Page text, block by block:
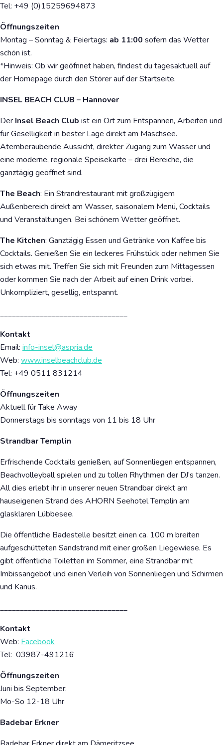
Tel: +49 (0)15259694873
Öffnungszeiten
Montag – Sonntag & Feiertags: ab 11:00 sofern das Wetter
schön ist.
*Hinweis: Ob wir geöfnnet haben, findest du tagesaktuell auf
der Homepage durch den Störer auf der Startseite.
INSEL BEACH CLUB – Hannover
Der Insel Beach Club ist ein Ort zum Entspannen, Arbeiten und
für Geselligkeit in bester Lage direkt am Maschsee.
Atemberaubende Aussicht, direkter Zugang zum Wasser und
eine moderne, regionale Speisekarte – drei Bereiche, die
ganztägig geöffnet sind.
The Beach: Ein Strandrestaurant mit großzügigem
Außenbereich direkt am Wasser, saisonalem Menü, Cocktails
und Veranstaltungen. Bei schönem Wetter geöffnet.
The Kitchen: Ganztägig Essen und Getränke von Kaffee bis
Cocktails. Genießen Sie ein leckeres Frühstück oder nehmen Sie
sich etwas mit. Treffen Sie sich mit Freunden zum Mittagessen
oder kommen Sie nach der Arbeit auf einen Drink vorbei.
Unkompliziert, gesellig, entspannt.
________________________________
Kontakt
Email: info-insel@aspria.de
Web: www.inselbeachclub.de
Tel: +49 0511 831214
Öffnungszeiten
Aktuell für Take Away
Donnerstags bis sonntags von 11 bis 18 Uhr
Strandbar Templin
Erfrischende Cocktails genießen, auf Sonnenliegen entspannen,
Beachvolleyball spielen und zu tollen Rhythmen der DJ’s tanzen.
All dies erlebt ihr in unserer neuen Strandbar direkt am
hauseigenen Strand des AHORN Seehotel Templin am
glasklaren Lübbesee.
Die öffentliche Badestelle besitzt einen ca. 100 m breiten
aufgeschütteten Sandstrand mit einer großen Liegewiese.​ Es
gibt öffentliche Toiletten im Sommer, eine Strandbar mit
Imbissangebot und einen Verleih von Sonnenliegen und Schirmen
und Kanus.
________________________________
Kontakt
Web: Facebook
Tel: 03987-491216
Öffnungszeiten
Juni bis September:
Mo-So 12-18 Uhr
Badebar Erkner